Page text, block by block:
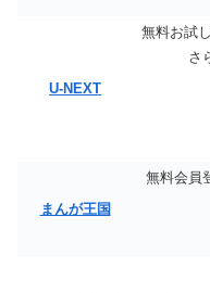
U-NEXT
無料お試
さ
まんが王国
無料会員